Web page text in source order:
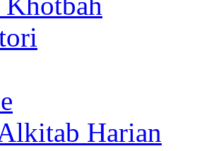
Harian